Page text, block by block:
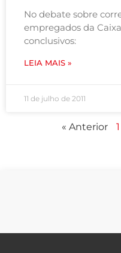
No debate sobre
empregados da
conclusivos:
LEIA MAIS »
11 de julho de 2011
« Anterior 1